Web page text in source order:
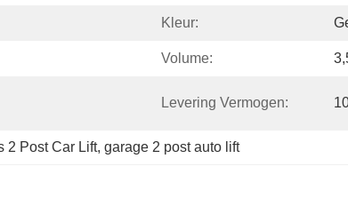
Kleur:
Volume:
Levering Vermogen:
2 Post Car Lift, garage 2 post auto lift